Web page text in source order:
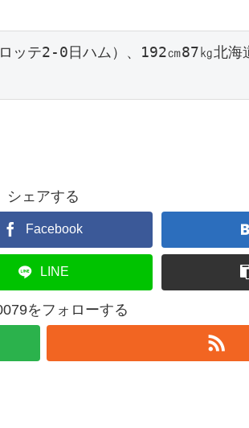
ッテ2-0日ハム）、192㎝87㎏北海
シェアする
Facebook
LINE
をフォローする